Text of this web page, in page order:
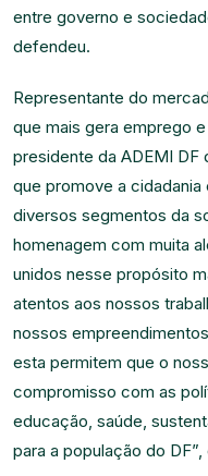
entre governo e
defendeu.
Representante do
que mais gera emprego
presidente da ADEMI DF
que promove a
diversos segmentos da
homenagem com muita
unidos nesse propósito
atentos aos nossos
nossos
esta permitem que o
compromisso com as
educação, saúde,
para a população do